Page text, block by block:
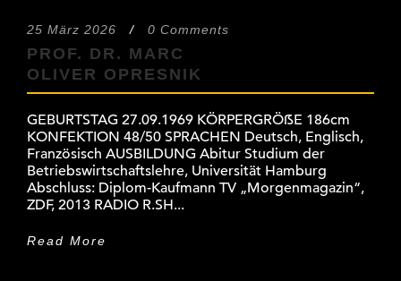
25 März 2026 / 0 Comments
PROF. DR. MARC
OLIVER OPRESNIK
GEBURTSTAG 27.09.1969 KÖRPERGRÖẞE 186cm
KONFEKTION 48/50 SPRACHEN Deutsch, Englisch,
Französisch AUSBILDUNG Abitur Studium der
Betriebswirtschaftslehre, Universität Hamburg
Abschluss: Diplom-Kaufmann TV „Morgenmagazin“,
ZDF, 2013 RADIO R.SH...
Read More